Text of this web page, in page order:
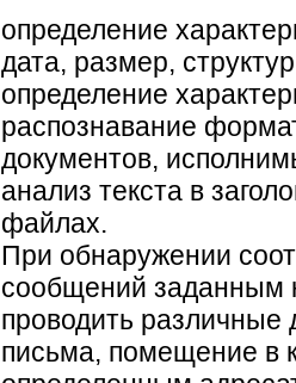
определение
дата, размер,
определение
распознавание
документов,
анализ текста в
файлах.
При обнаружении
сообщений заданным
проводить различные
письма, помещение в